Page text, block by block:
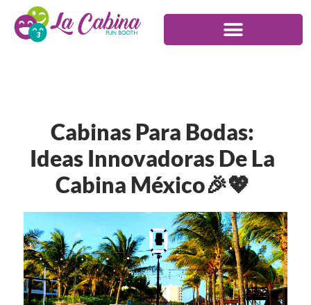
Cabinas Para Bodas:
Ideas Innovadoras De La
Cabina México🎉💖